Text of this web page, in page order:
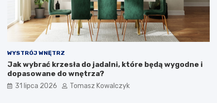
WYSTRÓJ WNĘTRZ
Jak wybrać krzesła do jadalni, które będą wygodne i
dopasowane do wnętrza?
31 lipca 2026 Tomasz Kowalczyk